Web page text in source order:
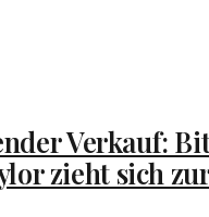
Verkauf:
zieht sich